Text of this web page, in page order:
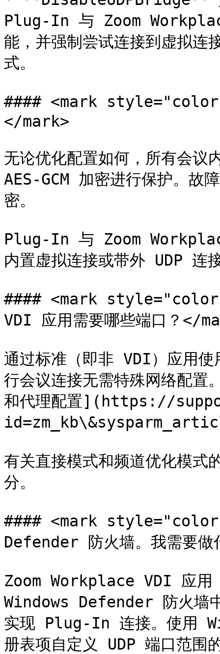
Plug-In 与 Zoom
能，并强制尝试连接到虚拟连
式。
#### <mark style="color:
</mark>
无论优化配置如何，所有会
AES-GCM 加密进行保护。
密。
Plug-In 与 Zoom
内置虚拟连接或带外 UDP 连
#### <mark
VDI 应用需要哪些端口？</
通过标准（即非 VDI）应用
行会议连接无需特殊网络配
和代理配置](https://
有关直接模式和频道优化模式
分。
#### <mark style="color:
Defender 防火墙。我需要做
Zoom Workplace VDI 应用
Windows Defender 防火墙
实现 Plug-In 连接。使用
册表项自定义 UDP 端口范